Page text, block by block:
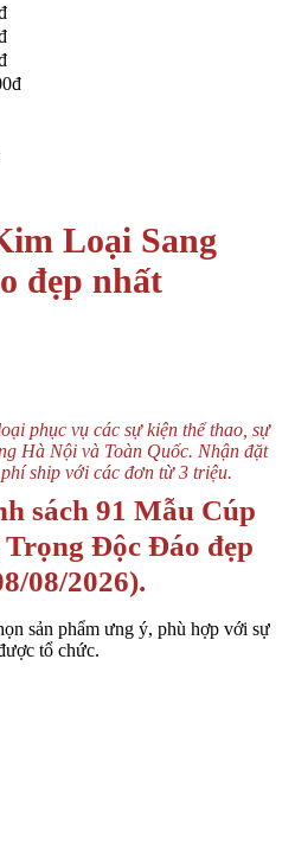
Loại Sang
đẹp nhất
phục vụ các sự kiện thể thao, sự
Hà Nội và Toàn Quốc. Nhận đặt
ship với các đơn từ 3 triệu.
sách 91 Mẫu Cúp
Độc Đáo đẹp
08/2026).
sản phẩm ưng ý, phù hợp với sự
tổ chức.